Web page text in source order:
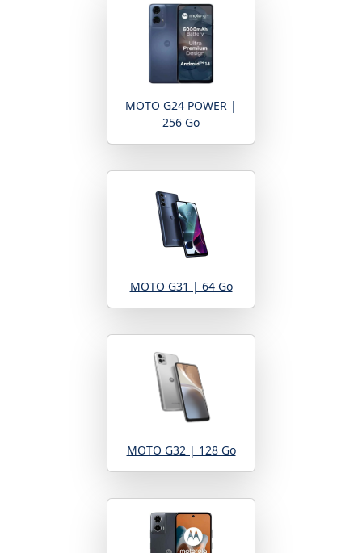
MOTO G24 POWER |
256 Go
MOTO G31 | 64 Go
MOTO G32 | 128 Go